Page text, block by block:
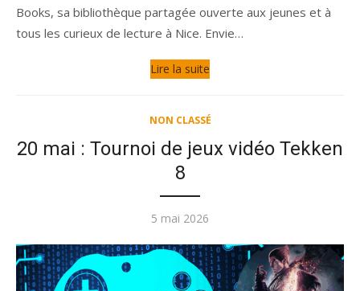
Books, sa bibliothèque partagée ouverte aux jeunes et à
tous les curieux de lecture à Nice. Envie…
Lire la suite
NON CLASSÉ
20 mai : Tournoi de jeux vidéo Tekken
8
Publié
5 mai 2026